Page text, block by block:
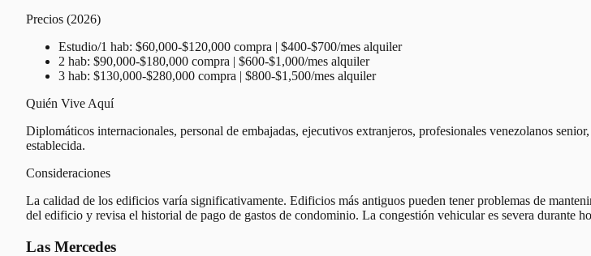
Precios (2026)
Estudio/1 hab: $60,000-$120,000 compra | $400-$700/mes alquiler
2 hab: $90,000-$180,000 compra | $600-$1,000/mes alquiler
3 hab: $130,000-$280,000 compra | $800-$1,500/mes alquiler
Quién Vive Aquí
Diplomáticos internacionales, personal de embajadas, ejecutivos extranjeros, profesionales venezolanos
establecida.
Consideraciones
La calidad de los edificios varía significativamente. Edificios más antiguos pueden tener problemas de
del edificio y revisa el historial de pago de gastos de condominio. La congestión vehicular es severa durante
Las Mercedes